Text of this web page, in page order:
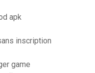
apk
inscription
game